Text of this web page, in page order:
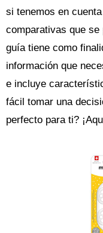
si tenemos en
comparativas que
guía tiene como
información que
e incluye
fácil tomar una
perfecto para ti?